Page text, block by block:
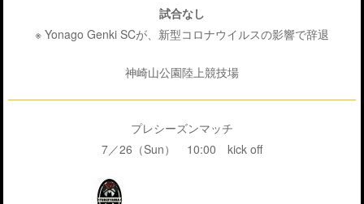
試合なし
※ Yonago Genki SCが、新型コロナウイルスの影響で辞退
神崎山公園陸上競技場
プレシーズンマッチ
7／26（Sun） 10:00 kick off